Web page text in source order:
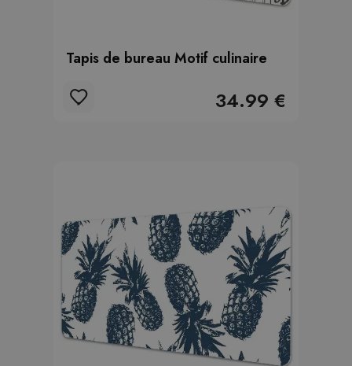
Tapis de bureau Motif culinaire
34.99 €